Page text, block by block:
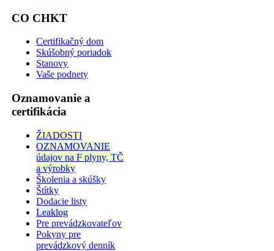
CO CHKT
Certifikačný dom
Skúšobný poriadok
Stanovy
Vaše podnety
Oznamovanie a
certifikácia
ŽIADOSTI
OZNAMOVANIE
údajov na F plyny, TČ
a výrobky
Školenia a skúšky
Štítky
Dodacie listy
Leaklog
Pre prevádzkovateľov
Pokyny pre
prevádzkový denník